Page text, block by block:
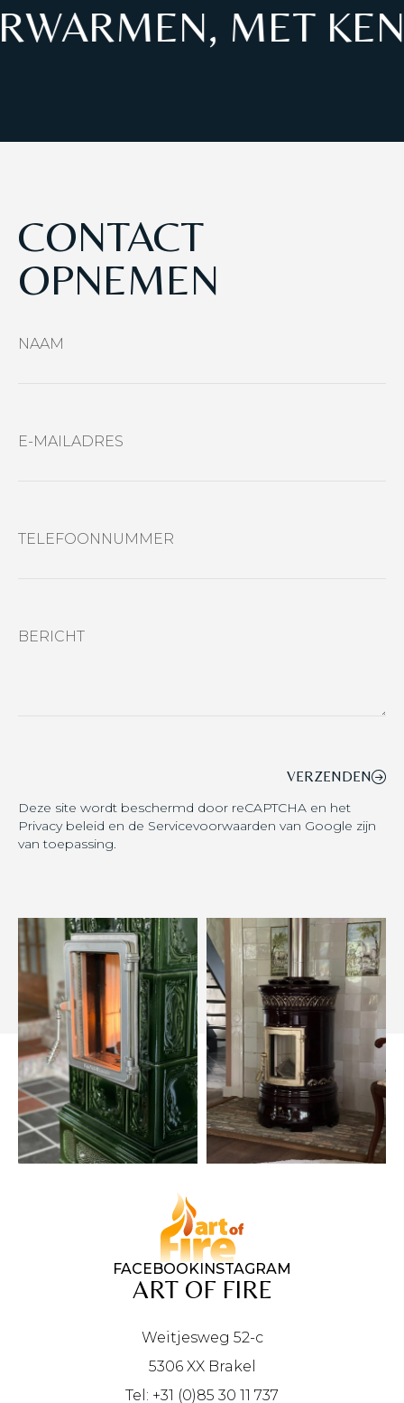
MET
CONTACT
OPNEMEN
NAAM
E-MAILADRES
TELEFOONNUMMER
BERICHT
VERZENDEN
Deze site wordt beschermd door reCAPTCHA en het
Privacy beleid en de Servicevoorwaarden van Google zijn
van toepassing.
FACEBOOKINSTAGRAM
ART OF FIRE
Weitjesweg 52-c
5306 XX Brakel
Tel: +31 (0)85 30 11 737